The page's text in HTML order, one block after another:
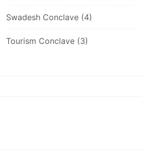
Swadesh Conclave (4)
Tourism Conclave (3)